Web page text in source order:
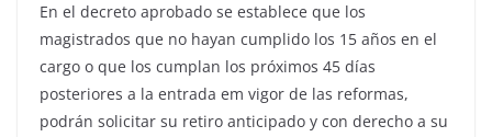
En el decreto aprobado se establece que los
magistrados que no hayan cumplido los 15 años en el
cargo o que los cumplan los próximos 45 días
posteriores a la entrada em vigor de las reformas,
podrán solicitar su retiro anticipado y con derecho a su